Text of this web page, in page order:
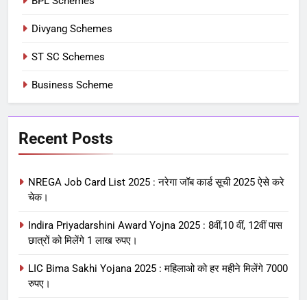
Divyang Schemes
ST SC Schemes
Business Scheme
Recent Posts
NREGA Job Card List 2025 : नरेगा जॉब कार्ड सूची 2025 ऐसे करे
चेक।
Indira Priyadarshini Award Yojna 2025 : 8वीं,10 वीं, 12वीं पास
छात्रों को मिलेंगे 1 लाख रुपए।
LIC Bima Sakhi Yojana 2025 : महिलाओ को हर महीने मिलेंगे 7000
रुपए।